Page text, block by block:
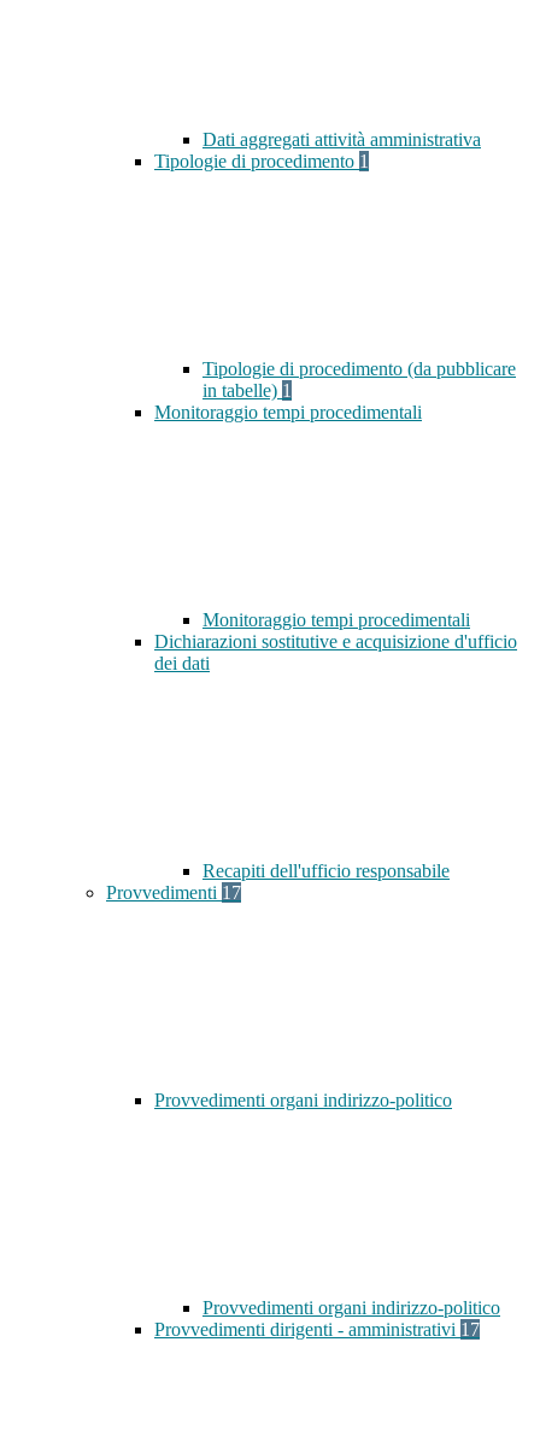
Dati aggregati attività amministrativa
Tipologie di procedimento 1
Tipologie di procedimento (da pubblicare
in tabelle) 1
Monitoraggio tempi procedimentali
Monitoraggio tempi procedimentali
Dichiarazioni sostitutive e acquisizione d'ufficio
dei dati
Recapiti dell'ufficio responsabile
Provvedimenti 17
Provvedimenti organi indirizzo-politico
Provvedimenti organi indirizzo-politico
Provvedimenti dirigenti - amministrativi 17